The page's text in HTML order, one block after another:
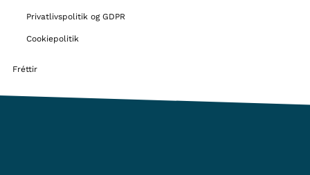
Privatlivspolitik og GDPR
Cookiepolitik
Fréttir